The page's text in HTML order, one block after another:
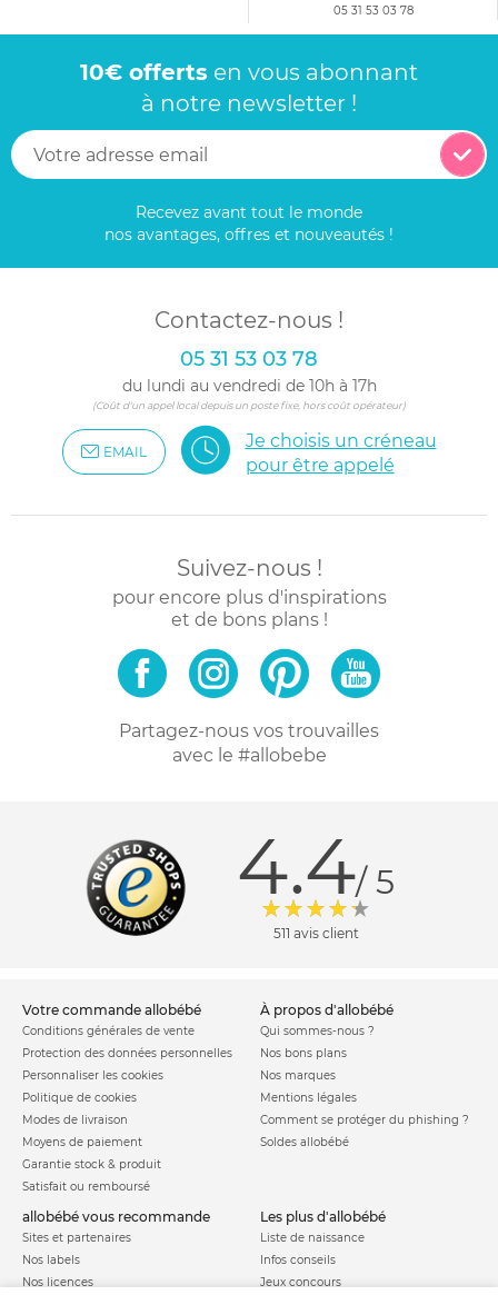
05 31 53 03 78
10€ offerts en vous abonnant
à notre newsletter !
Recevez avant tout le monde
nos avantages, offres et nouveautés !
Contactez-nous !
05 31 53 03 78
du lundi au vendredi de 10h à 17h
(Coût d'un appel local depuis un poste fixe, hors coût opérateur)
EMAIL
Je choisis un créneau
pour être appelé
Suivez-nous !
pour encore plus d'inspirations
et de bons plans !
Partagez-nous vos trouvailles
avec le #allobebe
4.4/ 5
511 avis client
votre commande allobébé
Conditions générales de vente
Protection des données personnelles
Personnaliser les cookies
Politique de cookies
Modes de livraison
Moyens de paiement
Garantie stock & produit
Satisfait ou remboursé
à propos d'allobébé
Qui sommes-nous ?
Nos bons plans
Nos marques
Mentions légales
Comment se protéger du phishing ?
Soldes allobébé
allobébé vous recommande
Sites et partenaires
Nos labels
Nos licences
les plus d'allobébé
Liste de naissance
Infos conseils
Jeux concours